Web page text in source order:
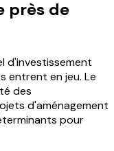
près de
d'investissement
entrent en jeu. Le
des
d'aménagement
pour